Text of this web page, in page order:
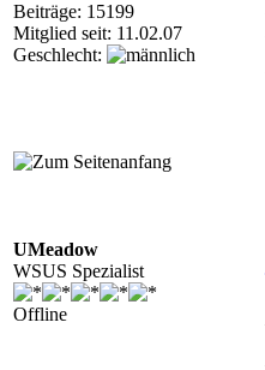
Beiträge: 15199
Mitglied seit: 11.02.07
Geschlecht:
UMeadow
WSUS Spezialist
Offline